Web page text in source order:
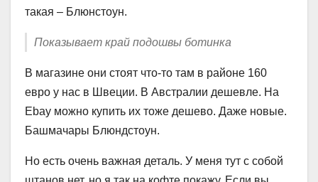
такая – Блюнстоун.
Показывает край подошвы ботинка
В магазине они стоят что-то там в районе 160
евро у нас в Швеции. В Австралии дешевле. На
Ebay можно купить их тоже дешево. Даже новые.
Башмачары Блюндстоун.
Но есть очень важная деталь. У меня тут с собой